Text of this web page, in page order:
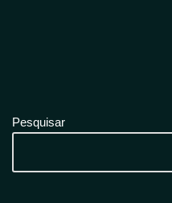
Pesquisar